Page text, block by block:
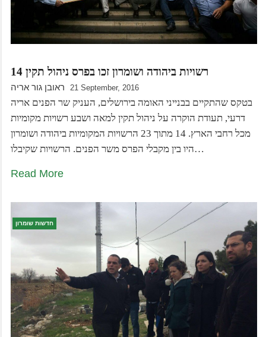
14 רשויות ביהודה ושומרון זכו בפרס ניהול תקין
ראובן גור אריה 21 September, 2016
בטקס שהתקיים בבנייני האומה בירושלים, העניק שר הפנים אריה
דרעי, תעודת הוקרה על ניהול תקין למאה ושבע רשויות מקומיות
מכל רחבי הארץ. 14 מתוך 23 הרשויות המקומיות ביהודה ושומרון
היו בין מקבלי הפרס משר הפנים. הרשויות שקיבלו…
Read More
חדשות שומרון